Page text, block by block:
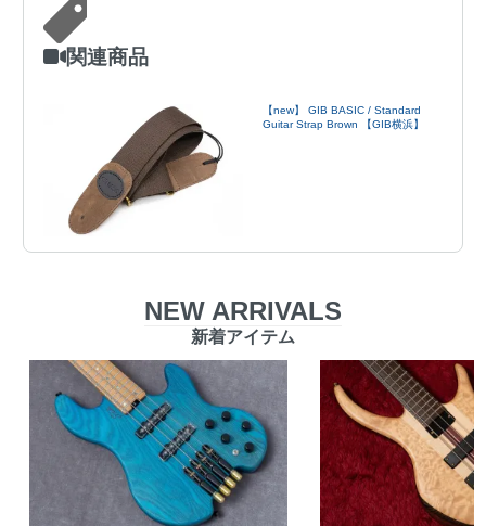
関連商品
【new】 GIB BASIC / Standard
Guitar Strap Brown 【GIB横浜】
NEW ARRIVALS
新着アイテム